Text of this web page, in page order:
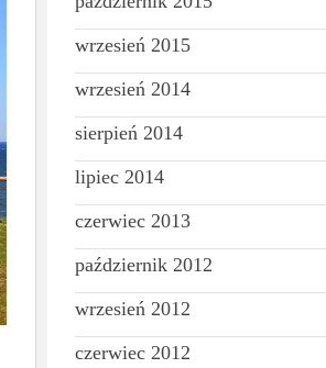
wrzesień 2015
wrzesień 2014
sierpień 2014
lipiec 2014
czerwiec 2013
październik 2012
wrzesień 2012
czerwiec 2012